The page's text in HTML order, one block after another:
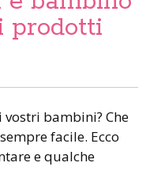
prodotti
vostri bambini? Che
facile. Ecco
e qualche